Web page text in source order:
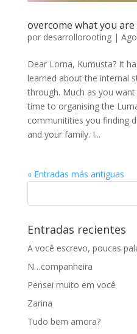
overcome what you
por desarrollorooting|
Dear Lorna, Kumusta? It
learned about the internal
through. Much as you
time to organising the
communitities you finding
and your family. I...
« Entradas más antiguas
Entradas recientes
A você escrevo, poucas
N…companheira
Pensei muito em você
Zarina
Tudo bem amora?